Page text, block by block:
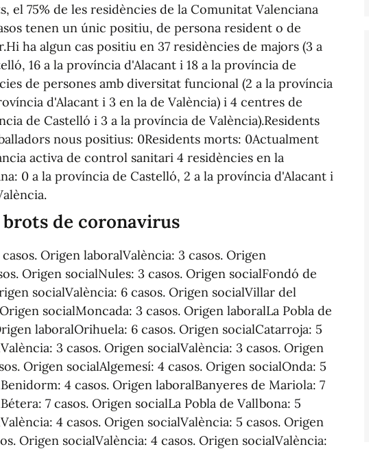
el 75% de les residències de la Comunitat Valenciana
tenen un únic positiu, de persona resident o de
ha algun cas positiu en 37 residències de majors (3 a
16 a la província d'Alacant i 18 a la província de
de persones amb diversitat funcional (2 a la província
d'Alacant i 3 en la de València) i 4 centres de
de Castelló i 3 a la província de València).Residents
nous positius: 0Residents morts: 0Actualment
activa de control sanitari 4 residències en la
0 a la província de Castelló, 2 a la província d'Alacant i
de coronavirus
Origen laboralValència: 3 casos. Origen
Origen socialNules: 3 casos. Origen socialFondó de
socialValència: 6 casos. Origen socialVillar del
socialMoncada: 3 casos. Origen laboralLa Pobla de
laboralOrihuela: 6 casos. Origen socialCatarroja: 5
3 casos. Origen socialValència: 3 casos. Origen
Origen socialAlgemesí: 4 casos. Origen socialOnda: 5
4 casos. Origen laboralBanyeres de Mariola: 7
7 casos. Origen socialLa Pobla de Vallbona: 5
4 casos. Origen socialValència: 5 casos. Origen
Origen socialValència: 4 casos. Origen socialValència: